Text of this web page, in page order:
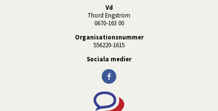
Vd
Thord Engström
0670-163 00
Organisationsnummer
556220-1615
Sociala medier